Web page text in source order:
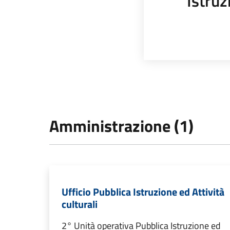
Amministrazione (1)
Ufficio Pubblica Istruzione ed Attività
culturali
2° Unità operativa Pubblica Istruzione ed